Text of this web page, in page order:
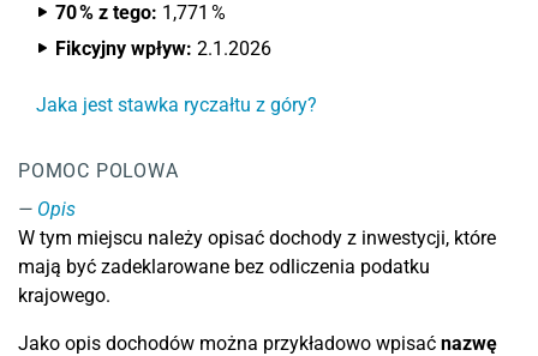
70 % z tego: 1,771 %
Fikcyjny wpływ: 2.1.2026
Jaka jest stawka ryczałtu z góry?
POMOC POLOWA
Opis
W tym miejscu należy opisać dochody z inwestycji, które
mają być zadeklarowane bez odliczenia podatku
krajowego.
Jako opis dochodów można przykładowo wpisać nazwę